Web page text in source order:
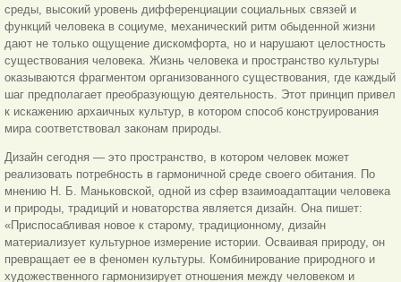
среды, высокий уровень дифференциации социальных связей и
функций человека в социуме, механический ритм обыденной жизни
дают не только ощущение дискомфорта, но и нарушают целостность
существования человека. Жизнь человека и пространство культуры
оказываются фрагментом организованного существования, где каждый
шаг предполагает преобразующую деятельность. Этот принцип привел
к искажению архаичных культур, в котором способ конструирования
мира соответствовал законам природы.
Дизайн сегодня — это пространство, в котором человек может
реализовать потребность в гармоничной среде своего обитания. По
мнению Н. Б. Маньковской, одной из сфер взаимоадаптации человека
и природы, традиций и новаторства является дизайн. Она пишет:
«Приспосабливая новое к старому, традиционному, дизайн
материализует культурное измерение истории. Осваивая природу, он
превращает ее в феномен культуры. Комбинирование природного и
художественного гармонизирует отношения между человеком и